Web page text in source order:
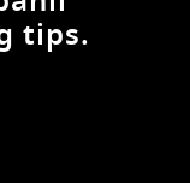
tips.